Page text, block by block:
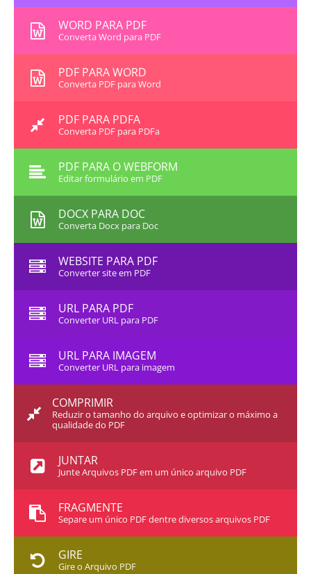
WORD PARA PDF
Converta Word para PDF
PDF PARA WORD
Converta PDF para Word
PDF PARA PDFA
Converta PDF para PDFa
PDF PARA O WEBFORM
Editar formulário em PDF
DOCX PARA DOC
Converta Docx para Doc
WEBSITE PARA PDF
Converter site em PDF
URL PARA PDF
Converter URL para PDF
URL PARA IMAGEM
Converter URL para imagem
COMPRIMIR
Reduzir o tamanho do arquivo e optimizar o máximo a
qualidade do PDF
JUNTAR
Junte Arquivos PDF em um único arquivo PDF
FRAGMENTE
Separe um único PDF dentre diversos arquivos PDF
GIRE
Gire o Arquivo PDF